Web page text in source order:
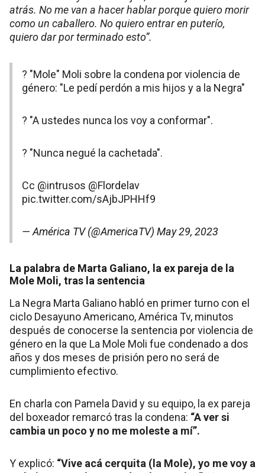
atrás. No me van a hacer hablar porque quiero morir
como un caballero. No quiero entrar en puterío,
quiero dar por terminado esto”.
?️ "Mole" Moli sobre la condena por violencia de
género: "Le pedí perdón a mis hijos y a la Negra"
? "A ustedes nunca los voy a conformar".
? "Nunca negué la cachetada".
Cc @intrusos @Flordelav
pic.twitter.com/sAjbJPHHf9
— América TV (@AmericaTV) May 29, 2023
La palabra de Marta Galiano, la ex pareja de la
Mole Moli, tras la sentencia
La Negra Marta Galiano habló en primer turno con el
ciclo Desayuno Americano, América Tv, minutos
después de conocerse la sentencia por violencia de
género en la que La Mole Moli fue condenado a dos
años y dos meses de prisión pero no será de
cumplimiento efectivo.
En charla con Pamela David y su equipo, la ex pareja
del boxeador remarcó tras la condena: “A ver si
cambia un poco y no me moleste a mí”.
Y explicó: “Vive acá cerquita (la Mole), yo me voy a